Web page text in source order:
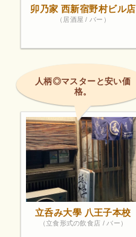
卯乃家 西新宿野村ビル店
（居酒屋 / バー）
人柄◎マスターと安い価
格。
立呑み大學 八王子本校
（立食形式の飲食店 / バー）